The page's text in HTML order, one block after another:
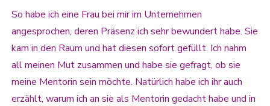
So habe ich eine Frau bei mir im Unternehmen
angesprochen, deren Präsenz ich sehr bewundert habe. Sie
kam in den Raum und hat diesen sofort gefüllt. Ich nahm
all meinen Mut zusammen und habe sie gefragt, ob sie
meine Mentorin sein möchte. Natürlich habe ich ihr auch
erzählt, warum ich an sie als Mentorin gedacht habe und in